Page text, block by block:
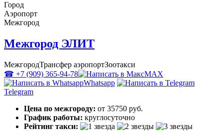
Город
Аэропорт
Межгород
Межгород ЭЛИТ
МежгородТрансфер аэропортЗоотакси
☎ +7 (909) 365-94-78
MAX
Whatsapp
Telegram
Цена по межгороду: от 35750 руб.
График работы: круглосуточно
Рейтинг такси: